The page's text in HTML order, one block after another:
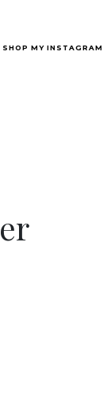
SHOP MY INSTAGRAM